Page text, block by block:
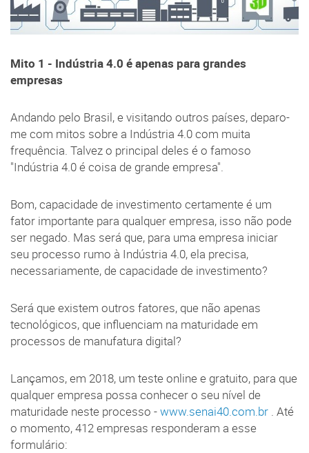
Mito 1 - Indústria 4.0 é apenas para grandes
empresas
Andando pelo Brasil, e visitando outros países, deparo-
me com mitos sobre a Indústria 4.0 com muita
frequência. Talvez o principal deles é o famoso
"Indústria 4.0 é coisa de grande empresa".
Bom, capacidade de investimento certamente é um
fator importante para qualquer empresa, isso não pode
ser negado. Mas será que, para uma empresa iniciar
seu processo rumo à Indústria 4.0, ela precisa,
necessariamente, de capacidade de investimento?
Será que existem outros fatores, que não apenas
tecnológicos, que influenciam na maturidade em
processos de manufatura digital?
Lançamos, em 2018, um teste online e gratuito, para que
qualquer empresa possa conhecer o seu nível de
maturidade neste processo -www.senai40.com.br . Até
o momento, 412 empresas responderam a esse
formulário: